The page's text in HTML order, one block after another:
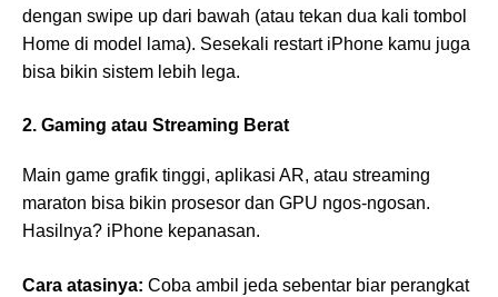
dengan swipe up dari bawah (atau tekan dua kali tombol
Home di model lama). Sesekali restart iPhone kamu juga
bisa bikin sistem lebih lega.
2. Gaming atau Streaming Berat
Main game grafik tinggi, aplikasi AR, atau streaming
maraton bisa bikin prosesor dan GPU ngos-ngosan.
Hasilnya? iPhone kepanasan.
Cara atasinya: Coba ambil jeda sebentar biar perangkat